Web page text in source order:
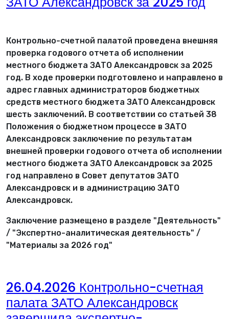
Контрольно-счетной палатой проведена внешняя
проверка годового отчета об исполнении
местного бюджета ЗАТО Александровск за 2025
год. В ходе проверки подготовлено и направлено в
адрес главных администраторов бюджетных
средств местного бюджета ЗАТО Александровск
шесть заключений. В соответствии со статьей 38
Положения о бюджетном процессе в ЗАТО
Александровск заключение по результатам
внешней проверки годового отчета об исполнении
местного бюджета ЗАТО Александровск за 2025
год направлено в Совет депутатов ЗАТО
Александровск и в администрацию ЗАТО
Александровск.
Заключение размещено в разделе "Деятельность"
/ "Экспертно-аналитическая деятельность" /
"Материалы за 2026 год"
26.04.2026 Контрольно-счетная
палата ЗАТО Александровск